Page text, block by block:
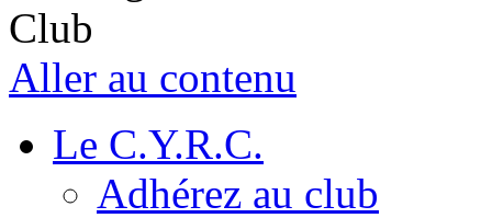
Aller au contenu
Le C.Y.R.C.
Adhérez au club